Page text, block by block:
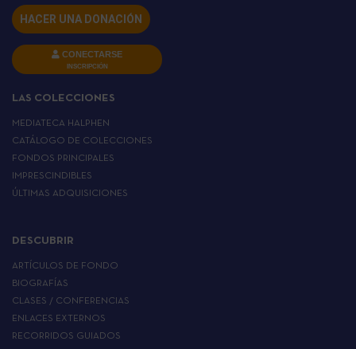
HACER UNA DONACIÓN
CONECTARSE
INSCRIPCIÓN
LAS COLECCIONES
MEDIATECA HALPHEN
CATÁLOGO DE COLECCIONES
FONDOS PRINCIPALES
IMPRESCINDIBLES
ÚLTIMAS ADQUISICIONES
DESCUBRIR
ARTÍCULOS DE FONDO
BIOGRAFÍAS
CLASES / CONFERENCIAS
ENLACES EXTERNOS
RECORRIDOS GUIADOS